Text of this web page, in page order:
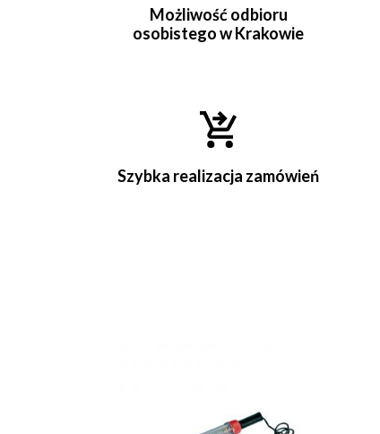
Możliwość odbioru
osobistego w Krakowie
Szybka realizacja zamówień